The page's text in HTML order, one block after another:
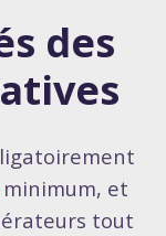
des
minimum, et
tout